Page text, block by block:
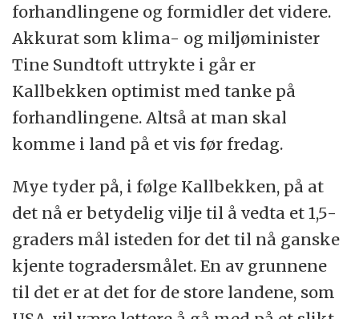
forhandlingene og formidler det videre.
Akkurat som klima- og miljøminister
Tine Sundtoft uttrykte i går er
Kallbekken optimist med tanke på
forhandlingene. Altså at man skal
komme i land på et vis før fredag.
Mye tyder på, i følge Kallbekken, på at
det nå er betydelig vilje til å vedta et 1,5-
graders mål isteden for det til nå ganske
kjente togradersmålet. En av grunnene
til det er at det for de store landene, som